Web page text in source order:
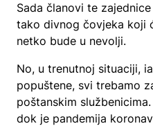
Sada članovi te
tako divnog čovjeka koji
netko bude u nevolji.
No, u trenutnoj situaciji,
popuštene, svi trebamo
poštanskim
dok je pandemija